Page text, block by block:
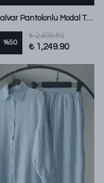
Basic Şalvar Pantolonlu Modal Takım Lacivert
%50
₺ 2,499.80
₺ 1,249.90